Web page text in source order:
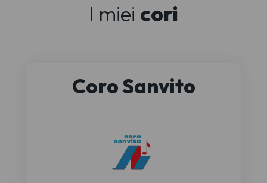
I miei cori
Coro Sanvito